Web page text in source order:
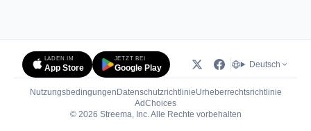
LADEN IM
App Store
JETZT BEI
Google Play Deutsch
Nutzungsbedingungen DatenschutzrichtlinieUrheberrechtsrichtlinie
AdChoices(öffnet in neuem Tab)
© 2026 Streema, Inc. Alle Rechte vorbehalten